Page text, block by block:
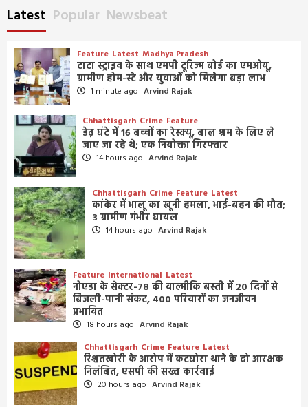
Latest Popular Newsbeat
Feature Latest Madhya Pradesh
टाटा स्ट्राइव के साथ एमपी टूरिज्म बोर्ड का एमओयू,
ग्रामीण होम-स्टे और युवाओं को मिलेगा बड़ा लाभ
1 minute ago Arvind Rajak
Chhattisgarh Crime Feature
डेढ़ घंटे में 16 बच्चों का रेस्क्यू, बाल श्रम के लिए ले
जाए जा रहे थे; एक नियोक्ता गिरफ्तार
14 hours ago Arvind Rajak
Chhattisgarh Crime Feature Latest
कांकेर में भालू का खूनी हमला, भाई-बहन की मौत;
3 ग्रामीण गंभीर घायल
14 hours ago Arvind Rajak
Feature International Latest
नोएडा के सेक्टर-78 की वाल्मीकि बस्ती में 20 दिनों से
बिजली-पानी संकट, 400 परिवारों का जनजीवन
प्रभावित
18 hours ago Arvind Rajak
Chhattisgarh Crime Feature Latest
रिश्वतखोरी के आरोप में कटघोरा थाने के दो आरक्षक
निलंबित, एसपी की सख्त कार्रवाई
20 hours ago Arvind Rajak